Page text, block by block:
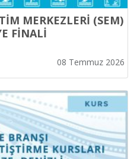
MERKEZLERİ (SEM)
FİNALİ
08 Temmuz 2026